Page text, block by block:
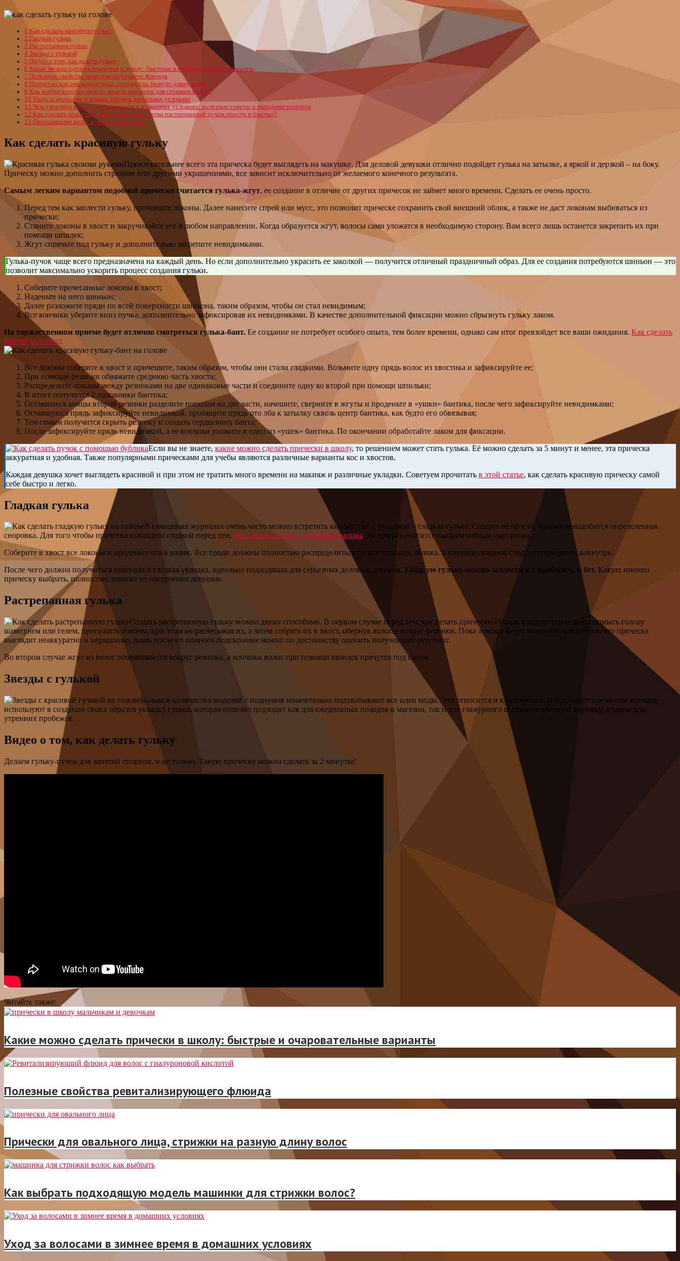
1 Как сделать красивую гульку
2 Гладкая гулька
3 Растрепанная гулька
4 Звезды с гулькой
5 Видео о том, как делать гульку
6 Какие можно сделать прически в школу: быстрые и очаровательные варианты
7 Полезные свойства ревитализирующего флюида
8 Прически для овального лица, стрижки на разную длину волос
9 Как выбрать подходящую модель машинки для стрижки волос?
10 Уход за волосами в зимнее время в домашних условиях
11 Чем укрепить волосы от выпадения в домашних условиях: полезные советы и народные рецепты
12 Как сделать красивый, аккуратный или слегка растрепанный пучок просто и быстро?
13 Окрашивание волос в яркие цвета: фото
Как сделать красивую гульку
Привлекательнее всего эта прическа будет выглядеть на макушке. Для деловой девушки отлично подойдет гулька на затылке, а яркой и дерзкой – на боку.
Прическу можно дополнить стразами или другими украшениями, все зависит исключительно от желаемого конечного результата.
Самым легким вариантом подобной прически считается гулька-жгут, ее создание в отличие от других причесок не займет много времени. Сделать ее очень просто.
Перед тем как заплести гульку, прочешите локоны. Далее нанесите спрей или мусс, это позволит прическе сохранить свой внешний облик, а также не даст локонам выбиваться из
прически;
Стяните локоны в хвост и закручивайте его в любом направлении. Когда образуется жгут, волосы сами уложатся в необходимую сторону. Вам всего лишь останется закрепить их при
помощи шпилек;
Жгут спрячьте под гульку и дополнительно закрепите невидимками.
Гулька-пучок чаще всего предназначена на каждый день. Но если дополнительно украсить ее заколкой — получится отличный праздничный образ. Для ее создания потребуются шиньон — это
позволит максимально ускорить процесс создания гульки.
Соберите прочесанные локоны в хвост;
Наденьте на него шиньон;
Далее разложите пряди по всей поверхности шиньона, таким образом, чтобы он стал невидимым;
Все кончики уберите вниз пучка, дополнительно зафиксировав их невидимками. В качестве дополнительной фиксации можно сбрызнуть гульку лаком.
На торжественном приеме будет отлично смотреться гулька-бант. Ее создание не потребует особого опыта, тем более времени, однако сам итог превзойдет все ваши ожидания. Как сделать
бантик из волос:
Все локоны соберите в хвост и причешите, таким образом, чтобы они стали гладкими. Возьмите одну прядь волос из хвостика и зафиксируйте ее;
При помощи резинки обвяжите среднюю часть хвоста;
Распределите локоны между резинками на две одинаковые части и соедините одну ко второй при помощи шпильки;
В итоге получится 2 половинки бантика;
Оставшиеся концы второй резинки разделите пополам на две части, начешите, сверните в жгуты и проденьте в «ушки» бантика, после чего зафиксируйте невидимками;
Оставшуюся прядь зафиксируйте невидимкой, протащите прядь ото лба к затылку сквозь центр бантика, как будто его обвязывая;
Тем самым получится скрыть резинку и создать сердцевину банта;
После зафиксируйте прядь невидимкой, а ее кончики уложите в одно из «ушек» бантика. По окончании обработайте лаком для фиксации.
Если вы не знаете, какие можно сделать прически в школу, то решением может стать гулька. Её можно сделать за 5 минут и менее, эта прическа
аккуратная и удобная. Также популярными прическами для учебы являются различные варианты кос и хвостов.
Каждая девушка хочет выглядеть красивой и при этом не тратить много времени на макияж и различные укладки. Советуем прочитать в этой статье, как сделать красивую прическу самой
себе быстро и легко.
Гладкая гулька
В глянцевых журналах очень часто можно встретить киноактрис с укладкой – гладкая гулька. Создать ее просто, однако понадобится определенная
сноровка. Для того чтобы прическа выглядела гладкой перед тем, как сделать пучок с помощью валика, на пряди наносится выпрямляющая сыворотка.
Соберите в хвост все локоны и проденьте его в валик. Все пряди должны полностью распределиться по все площади валика, а кончики локонов следует подвернуть вовнутрь.
После чего должна получиться красивая и гладкая укладка, идеально подходящая для серьезных деловых девушек. Гладкую гульку можно заплести и с пробором, и без. Какую именно
прическу выбрать, полностью зависит от настроения девушки.
Растрепанная гулька
Создать растрепанную гульку можно двумя способами. В первом случае перед тем, как делать прически-гульки, следует тщательно промыть голову
шампунем или гелем, просушить локоны, при этом не расчесывая их, а затем собрать их в хвост, обернув волосы вокруг резинки. Пока локоны будут мокрыми, покажется, что прическа
выглядит неаккуратно и неряшливо, лишь после их полного подсыхания можно по достоинству оценить полученный результат.
Во втором случае жгут из волос оборачивается вокруг резинки, а кончики волос при помощи шпилек прячутся под пучок.
Звезды с гулькой
Большое количество моделей с подиумов моментально подхватывают все идеи моды. Это относится и к прическам. В последнее время они все чаще
используют в создании своих образов укладку гулька, которая отлично подходит как для ежедневных походов в магазин, так и для гламурного выхода на красную дорожку, а также для
утренних пробежек.
Видео о том, как делать гульку
Делаем гульку-пучок для занятий спортом, и не только. Такую прическу можно сделать за 2 минуты!
Читайте также:
Какие можно сделать прически в школу: быстрые и очаровательные варианты
Полезные свойства ревитализирующего флюида
Прически для овального лица, стрижки на разную длину волос
Как выбрать подходящую модель машинки для стрижки волос?
Уход за волосами в зимнее время в домашних условиях